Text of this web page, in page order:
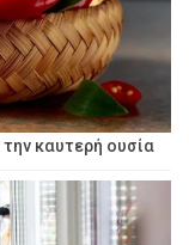
καυτερή ουσία